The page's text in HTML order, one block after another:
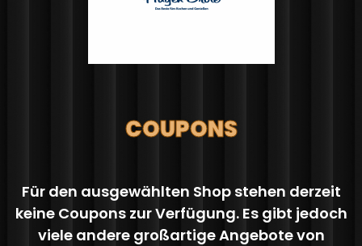
COUPONS
Für den ausgewählten Shop stehen derzeit
keine Coupons zur Verfügung. Es gibt jedoch
viele andere großartige Angebote von